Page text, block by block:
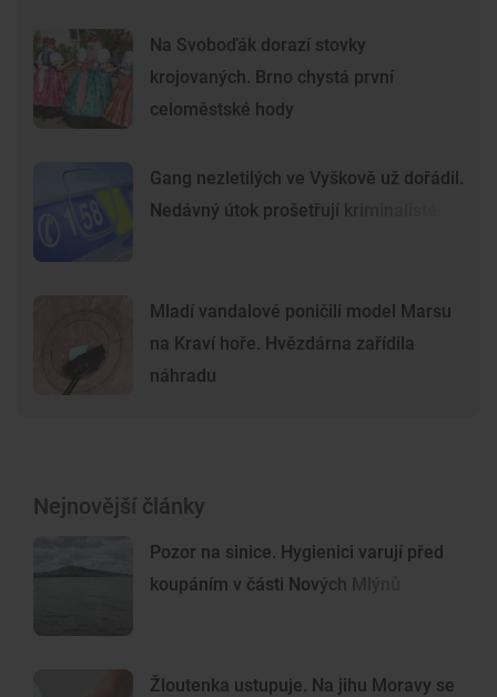
Na Svoboďák dorazí stovky
krojovaných. Brno chystá první
celoměstské hody
Gang nezletilých ve Vyškově už dořádil.
Nedávný útok prošetřují kriminalisté
Mladí vandalové poničili model Marsu
na Kraví hoře. Hvězdárna zařídila
náhradu
Nejnovější články
Pozor na sinice. Hygienici varují před
koupáním v části Nových Mlýnů
Žloutenka ustupuje. Na jihu Moravy se